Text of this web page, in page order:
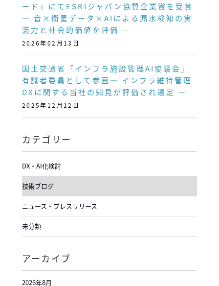
ード』にてESRIジャパン協賛企業賞を受賞
― 音×衛星データ×AIによる漏水検知の実
装力と社会的価値を評価 ―
2026年02月13日
国土交通省「インフラ施設管理AI協議会」
有識者委員として参画― インフラ維持管理
DXに関する当社の知見が評価され選定 ―
2025年12月12日
カテゴリー
DX・AI化検討
技術ブログ
ニュース・プレスリリース
未分類
アーカイブ
2026年8月